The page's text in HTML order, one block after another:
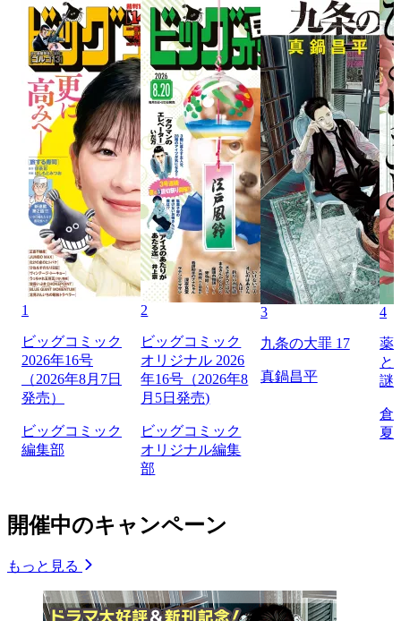
1
ビッグコミック
2026年16号
（2026年8月7日
発売）
ビッグコミック
編集部
2
ビッグコミック
オリジナル 2026
年16号（2026年8
月5日発売)
ビッグコミック
オリジナル編集
部
3
九条の大罪 17
真鍋昌平
4
薬
と
謎
倉
夏
開催中のキャンペーン
もっと見る